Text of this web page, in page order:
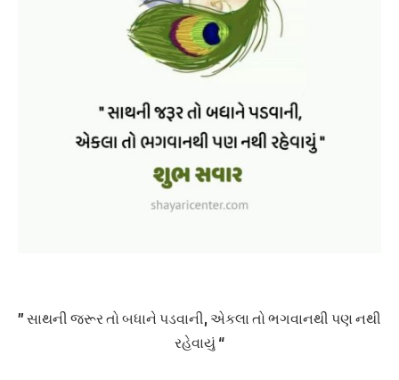
” સાથની જરૂર તો બધાને પડવાની, એકલા તો ભગવાનથી પણ નથી
રહેવાયું “